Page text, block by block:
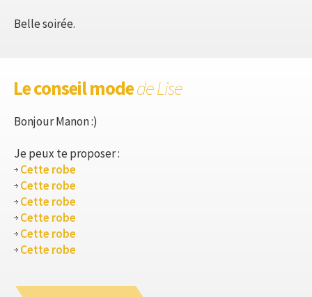
Belle soirée.
Le conseil modede Lise
Bonjour Manon :)
Je peux te proposer :
Cette robe
Cette robe
Cette robe
Cette robe
Cette robe
Cette robe